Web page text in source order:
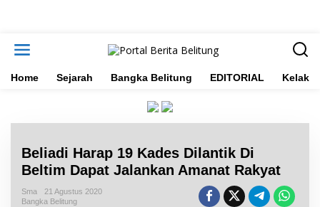
Home Sejarah Bangka Belitung EDITORIAL Kelakar
Beliadi Harap 19 Kades Dilantik Di
Beltim Dapat Jalankan Amanat Rakyat
Sma
21 Agustus 2020
Bangka Belitung